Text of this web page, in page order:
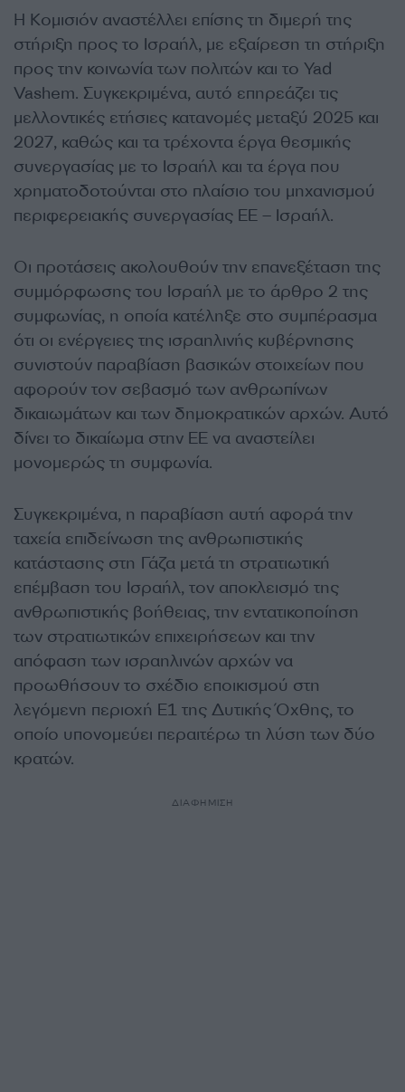
Η Κομισιόν αναστέλλει επίσης τη διμερή της
στήριξη προς το Ισραήλ, με εξαίρεση τη στήριξη
προς την κοινωνία των πολιτών και το Yad
Vashem. Συγκεκριμένα, αυτό επηρεάζει τις
μελλοντικές ετήσιες κατανομές μεταξύ 2025 και
2027, καθώς και τα τρέχοντα έργα θεσμικής
συνεργασίας με το Ισραήλ και τα έργα που
χρηματοδοτούνται στο πλαίσιο του μηχανισμού
περιφερειακής συνεργασίας ΕΕ – Ισραήλ.
Οι προτάσεις ακολουθούν την επανεξέταση της
συμμόρφωσης του Ισραήλ με το άρθρο 2 της
συμφωνίας, η οποία κατέληξε στο συμπέρασμα
ότι οι ενέργειες της ισραηλινής κυβέρνησης
συνιστούν παραβίαση βασικών στοιχείων που
αφορούν τον σεβασμό των ανθρωπίνων
δικαιωμάτων και των δημοκρατικών αρχών. Αυτό
δίνει το δικαίωμα στην ΕΕ να αναστείλει
μονομερώς τη συμφωνία.
Συγκεκριμένα, η παραβίαση αυτή αφορά την
ταχεία επιδείνωση της ανθρωπιστικής
κατάστασης στη Γάζα μετά τη στρατιωτική
επέμβαση του Ισραήλ, τον αποκλεισμό της
ανθρωπιστικής βοήθειας, την εντατικοποίηση
των στρατιωτικών επιχειρήσεων και την
απόφαση των ισραηλινών αρχών να
προωθήσουν το σχέδιο εποικισμού στη
λεγόμενη περιοχή Ε1 της Δυτικής Όχθης, το
οποίο υπονομεύει περαιτέρω τη λύση των δύο
κρατών.
ΔΙΑΦΗΜΙΣΗ